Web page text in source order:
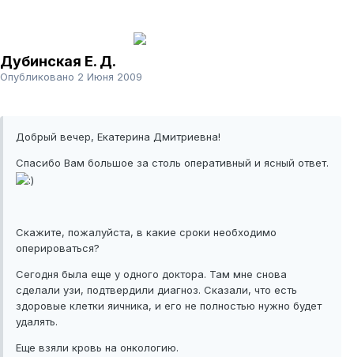
Дубинская Е. Д.
Опубликовано 2 Июня 2009
Добрый вечер, Екатерина Дмитриевна!
Спасибо Вам большое за столь оперативный и ясный ответ.
Скажите, пожалуйста, в какие сроки необходимо
оперироваться?
Сегодня была еще у одного доктора. Там мне снова
сделали узи, подтвердили диагноз. Сказали, что есть
здоровые клетки яичника, и его не полностью нужно будет
удалять.
Еще взяли кровь на онкологию.